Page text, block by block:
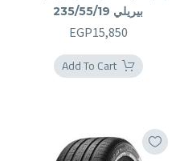
بيريلي 235/55/19
EGP15,850
Add To Cart